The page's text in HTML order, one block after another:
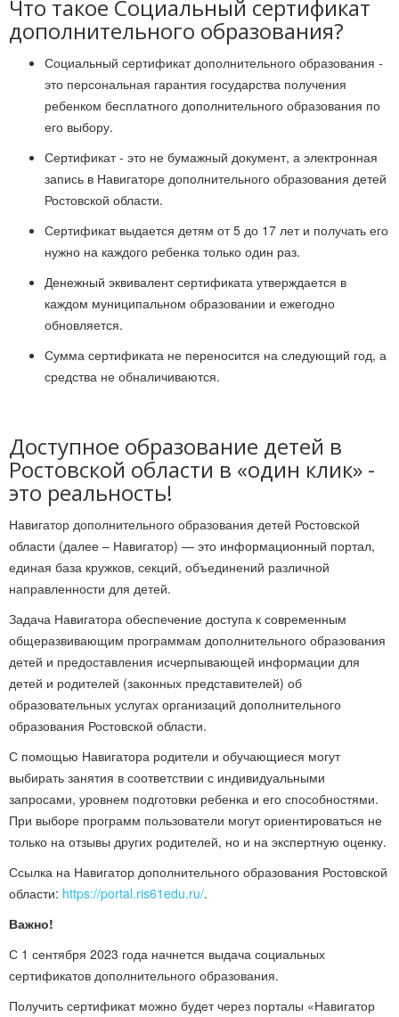
Что такое Социальный сертификат
дополнительного образования?
Социальный сертификат дополнительного образования -
это персональная гарантия государства получения
ребенком бесплатного дополнительного образования по
его выбору.
Сертификат - это не бумажный документ, а электронная
запись в Навигаторе дополнительного образования детей
Ростовской области.
Сертификат выдается детям от 5 до 17 лет и получать его
нужно на каждого ребенка только один раз.
Денежный эквивалент сертификата утверждается в
каждом муниципальном образовании и ежегодно
обновляется.
Сумма сертификата не переносится на следующий год, а
средства не обналичиваются.
Доступное образование детей в
Ростовской области в «один клик» -
это реальность!
Навигатор дополнительного образования детей Ростовской
области (далее – Навигатор) — это информационный портал,
единая база кружков, секций, объединений различной
направленности для детей.
Задача Навигатора обеспечение доступа к современным
общеразвивающим программам дополнительного образования
детей и предоставления исчерпывающей информации для
детей и родителей (законных представителей) об
образовательных услугах организаций дополнительного
образования Ростовской области.
С помощью Навигатора родители и обучающиеся могут
выбирать занятия в соответствии с индивидуальными
запросами, уровнем подготовки ребенка и его способностями.
При выборе программ пользователи могут ориентироваться не
только на отзывы других родителей, но и на экспертную оценку.
Ссылка на Навигатор дополнительного образования Ростовской
области: https://portal.ris61edu.ru/.
Важно!
С 1 сентября 2023 года начнется выдача социальных
сертификатов дополнительного образования.
Получить сертификат можно будет через порталы «Навигатор